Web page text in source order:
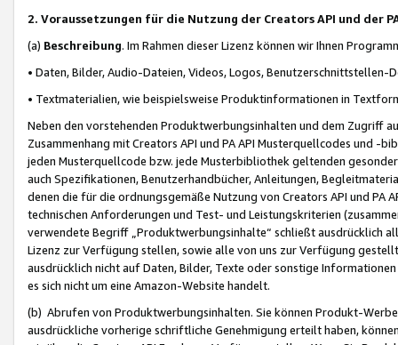
2. Voraussetzungen für die Nutzung der Creators API und der
(a) Beschreibung. Im Rahmen dieser Lizenz können wir Ihnen
• Daten, Bilder, Audio-Dateien, Videos, Logos, Benutzerschnittstellen-
• Textmaterialien, wie beispielsweise Produktinformationen in
Neben den vorstehenden Produktwerbungsinhalten und dem Zugriff
Zusammenhang mit Creators API und PA API Musterquellcodes und
jeden Musterquellcode bzw. jede Musterbibliothek geltenden
auch Spezifikationen, Benutzerhandbücher, Anleitungen,
denen die für die ordnungsgemäße Nutzung von Creators API und PA
technischen Anforderungen und Test- und Leistungskriterien
verwendete Begriff „Produktwerbungsinhalte“ schließt ausdrücklich
Lizenz zur Verfügung stellen, sowie alle von uns zur Verfügung
ausdrücklich nicht auf Daten, Bilder, Texte oder sonstige
es sich nicht um eine Amazon-Website handelt.
(b) Abrufen von Produktwerbungsinhalten. Sie können Produkt-
ausdrückliche vorherige schriftliche Genehmigung erteilt haben,